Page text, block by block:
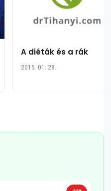
A diéták és a rák
2015. 01. 28.